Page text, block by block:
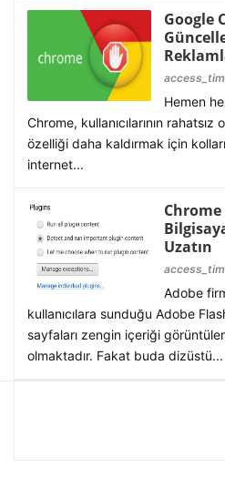
Google
Hemen
Chrome, kullanıcılarının
özelliği daha kaldırmak için
internet...
Uzatın
Adobe
kullanıcılara sunduğu Adobe
sayfaları zengin içeriği
olmaktadır. Fakat buda dizüstü...